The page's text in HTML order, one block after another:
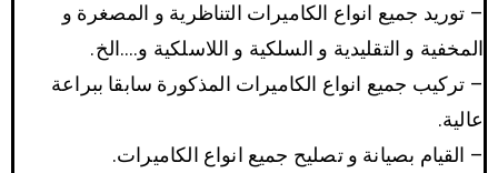
– توريد جميع انواع الكاميرات التناظرية و المصغرة و
المخفية و التقليدية و السلكية و اللاسلكية و….الخ.
– تركيب جميع انواع الكاميرات المذكورة سابقا ببراعة
عالية.
– القيام بصيانة و تصليح جميع انواع الكاميرات.